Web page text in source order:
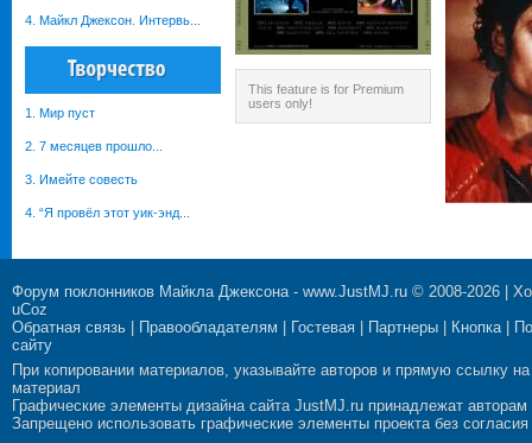
4. Майкл Джексон. Интервь...
1. Мир пуст
2. 7 месяцев прошло...
3. Имейте совесть
4. “Я провёл этот уик-энд...
This feature is for Premium
users only!
Форум поклонников Майкла Джексона- www.JustMJ.ru © 2008-2026 |
uCoz
Обратная связь
Правообладателям Гостевая Партнеры Кнопка|
сайту
При копировании материалов, указывайте авторов и прямую ссылку на
материал
Графические элементы дизайна сайта JustMJ.ru принадлежат авторам
Запрещено использовать графические элементы проекта без согласия